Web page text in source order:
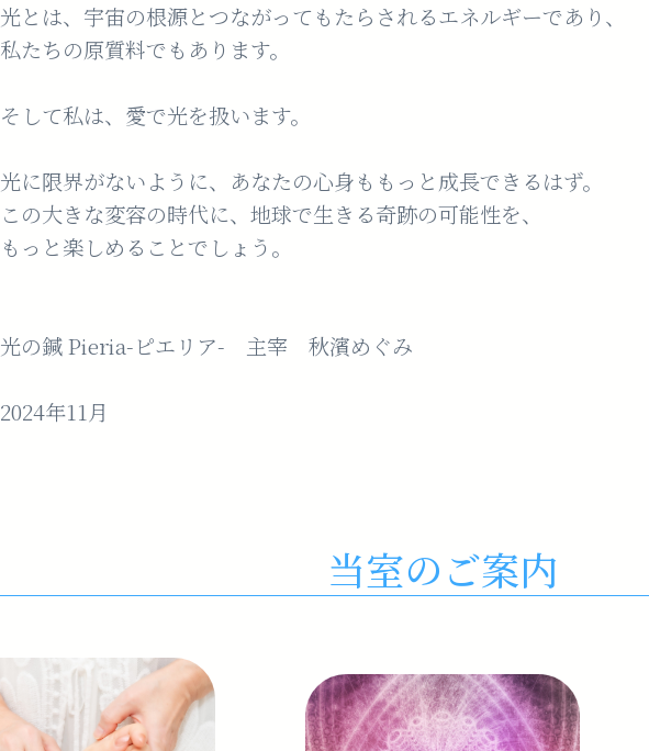
光とは、宇宙の根源とつながってもたらされるエネルギーであり、
私たちの原質料でもあります。
そして私は、愛で光を扱います。
光に限界がないように、あなたの心身ももっと成長できるはず。
この大きな変容の時代に、地球で生きる奇跡の可能性を、
もっと楽しめることでしょう。
光の鍼 Pieria-ピエリア- 主宰 秋濱めぐみ
2024年11月
当室のご案内